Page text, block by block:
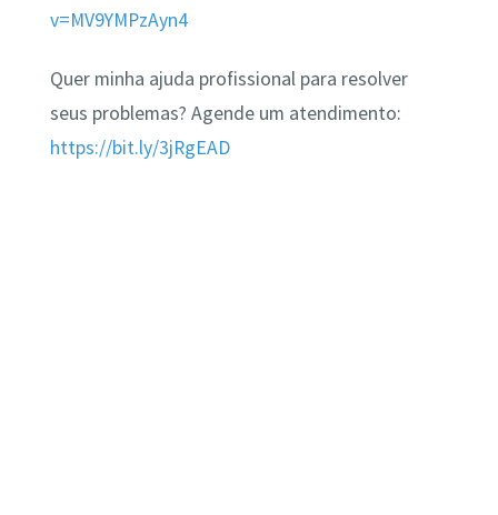
v=MV9YMPzAyn4
Quer minha ajuda profissional para resolver
seus problemas? Agende um atendimento:
https://bit.ly/3jRgEAD